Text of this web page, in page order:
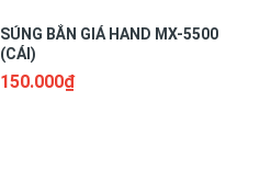
SÚNG BẮN GIÁ HAND MX-5500
(CÁI)
150.000₫